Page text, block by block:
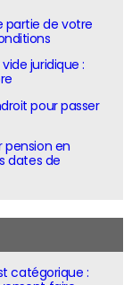
partie de votre
juridique :
pour passer
pension en
dates de
catégorique :